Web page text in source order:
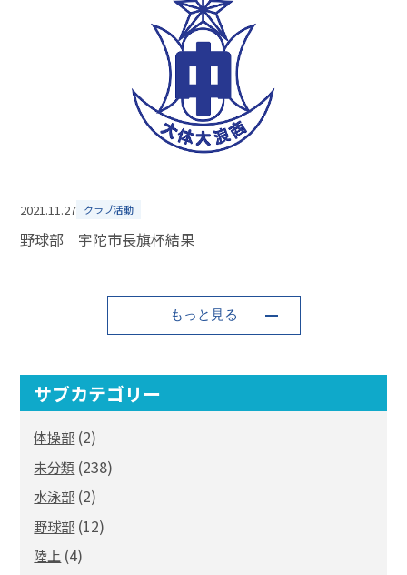
2021.11.27 クラブ活動
野球部 宇陀市長旗杯結果
もっと見る
サブカテゴリー
体操部 (2)
未分類 (238)
水泳部 (2)
野球部 (12)
陸上 (4)